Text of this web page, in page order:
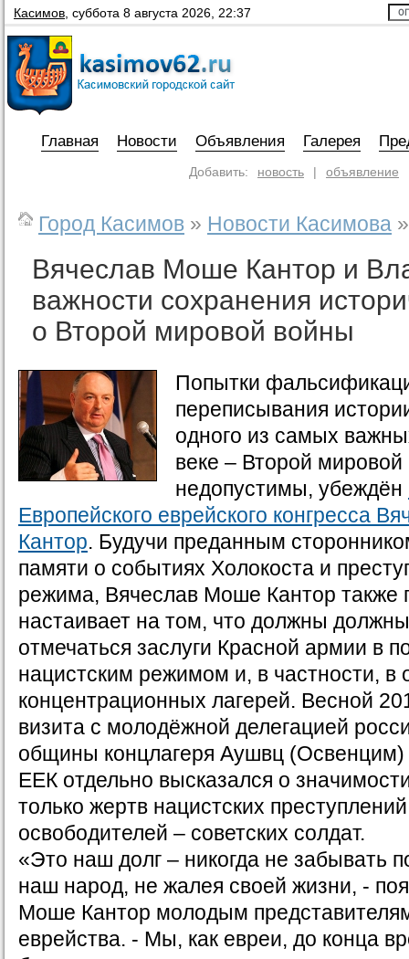
Касимов суббота 8 августа 2026, 22:37
Главная Новости Объявления Галерея
Добавить: новость | объявление
Город Касимов » Новости Касимова »
Вячеслав Моше Кантор и
важности сохранения
о Второй мировой войны
Попытки
переписывания
одного из самых
веке – Второй
недопустимы, убеждён
Европейского еврейского конгресса
Кантор. Будучи преданным
памяти о событиях Холокоста и
режима, Вячеслав Моше Кантор также
настаивает на том, что должны
отмечаться заслуги Красной армии в
нацистским режимом и, в частности, в
концентрационных лагерей. Весной
визита с молодёжной делегацией
общины концлагеря Аушвц
ЕЕК отдельно высказался о
только жертв нацистских
освободителей – советских солдат.
«Это наш долг – никогда не забывать
наш народ, не жалея своей жизни, -
Моше Кантор молодым
еврейства. - Мы, как евреи, до конца